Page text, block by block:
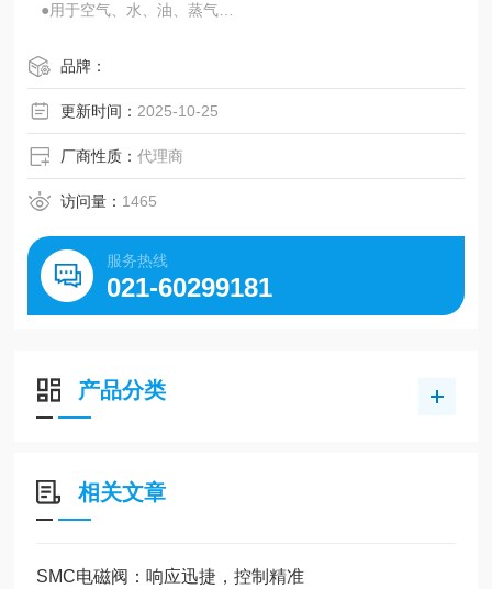
●用于空气、水、油、蒸气
品牌：
更新时间： 2025-10-25
厂商性质：代理商
访问量： 1465
服务热线
021-60299181
产品分类
相关文章
SMC电磁阀：响应迅捷，控制精准